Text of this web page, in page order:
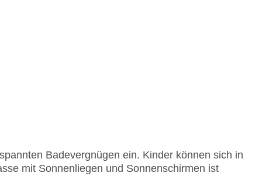
Badevergnügen ein. Kinder können sich in
mit Sonnenliegen und Sonnenschirmen ist